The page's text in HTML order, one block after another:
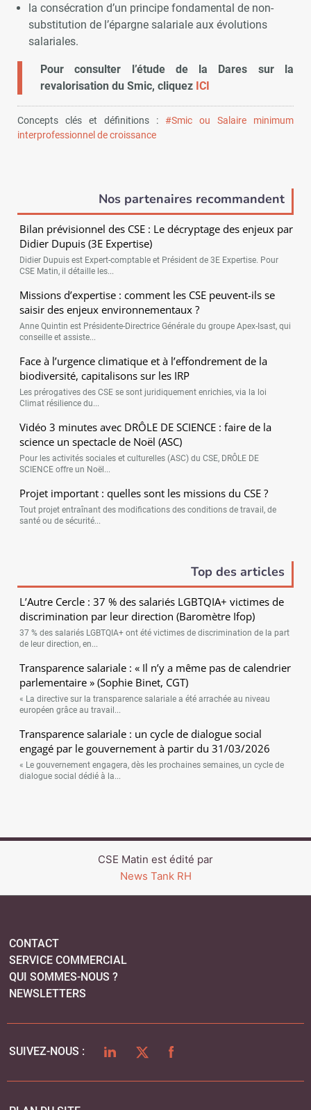
la consécration d’un principe fondamental de non-
substitution de l’épargne salariale aux évolutions
salariales.
Pour consulter l’étude de la Dares sur la
revalorisation du Smic, cliquez ICI
Concepts clés et définitions : #Smic ou Salaire minimum
interprofessionnel de croissance
Nos partenaires recommandent
Bilan prévisionnel des CSE : Le décryptage des enjeux par
Didier Dupuis (3E Expertise)
Didier Dupuis est Expert-comptable et Président de 3E Expertise. Pour
CSE Matin, il détaille les...
Missions d’expertise : comment les CSE peuvent-ils se
saisir des enjeux environnementaux ?
Anne Quintin est Présidente-Directrice Générale du groupe Apex-Isast, qui
conseille et assiste...
Face à l’urgence climatique et à l’effondrement de la
biodiversité, capitalisons sur les IRP
Les prérogatives des CSE se sont juridiquement enrichies, via la loi
Climat résilience du...
Vidéo 3 minutes avec DRÔLE DE SCIENCE : faire de la
science un spectacle de Noël (ASC)
Pour les activités sociales et culturelles (ASC) du CSE, DRÔLE DE
SCIENCE offre un Noël...
Projet important : quelles sont les missions du CSE ?
Tout projet entraînant des modifications des conditions de travail, de
santé ou de sécurité...
Top des articles
L’Autre Cercle : 37 % des salariés LGBTQIA+ victimes de
discrimination par leur direction (Baromètre Ifop)
37 % des salariés LGBTQIA+ ont été victimes de discrimination de la part
de leur direction, en...
Transparence salariale : « Il n’y a même pas de calendrier
parlementaire » (Sophie Binet, CGT)
« La directive sur la transparence salariale a été arrachée au niveau
européen grâce au travail...
Transparence salariale : un cycle de dialogue social
engagé par le gouvernement à partir du 31/03/2026
« Le gouvernement engagera, dès les prochaines semaines, un cycle de
dialogue social dédié à la...
CSE Matin est édité par
News Tank RH
CONTACT
SERVICE COMMERCIAL
QUI SOMMES-NOUS ?
NEWSLETTERS
SUIVEZ-NOUS : LINKEDINTWITTERFACEBOOK